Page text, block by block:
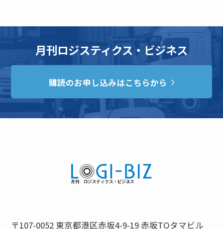
月刊ロジスティクス・ビジネス
購読のお申し込みはこちらから
〒107-0052 東京都港区赤坂4-9-19 赤坂TOタマビル